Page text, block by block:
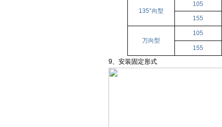
135°向型
105
155
万向型
105
155
9、安装固定形式